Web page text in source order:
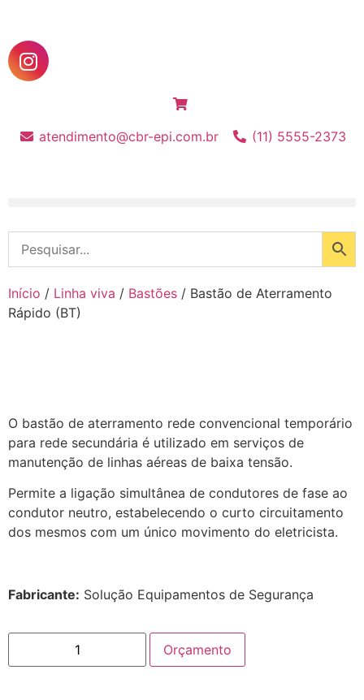
atendimento@cbr-epi.com.br (11) 5555-2373
Início / Linha viva / Bastões / Bastão de Aterramento
Rápido (BT)
O bastão de aterramento rede convencional temporário
para rede secundária é utilizado em serviços de
manutenção de linhas aéreas de baixa tensão.
Permite a ligação simultânea de condutores de fase ao
condutor neutro, estabelecendo o curto circuitamento
dos mesmos com um único movimento do eletricista.
Fabricante: Solução Equipamentos de Segurança
Orçamento